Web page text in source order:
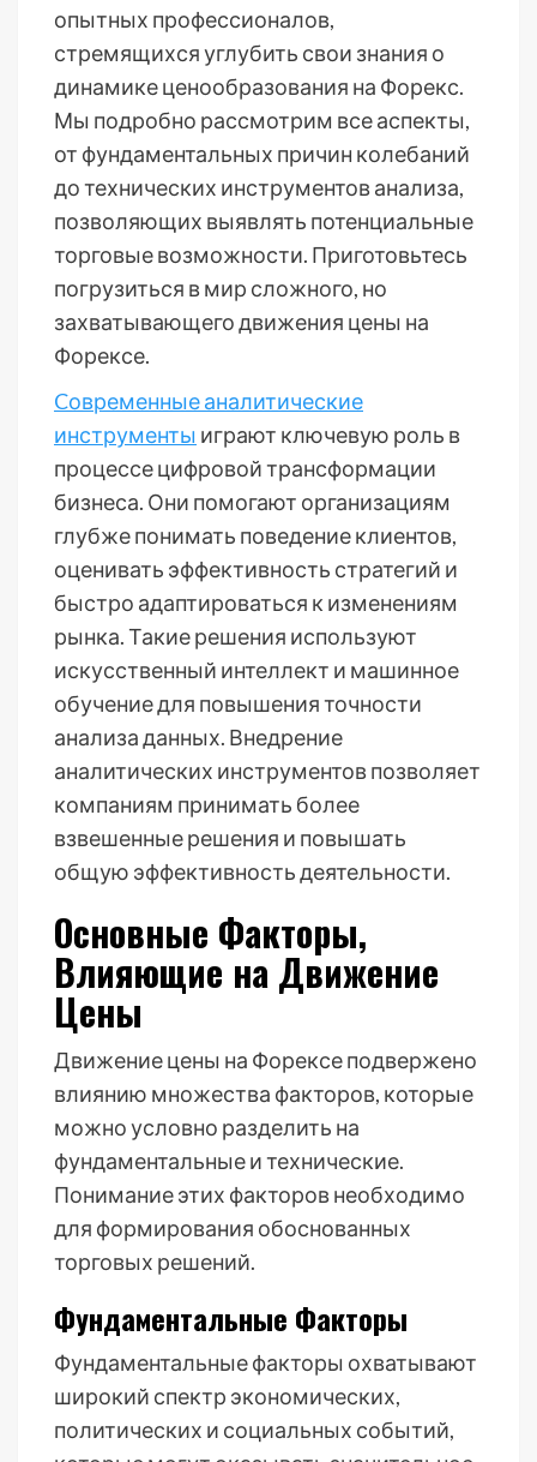
опытных профессионалов,
стремящихся углубить свои знания о
динамике ценообразования на Форекс.
Мы подробно рассмотрим все аспекты,
от фундаментальных причин колебаний
до технических инструментов анализа,
позволяющих выявлять потенциальные
торговые возможности. Приготовьтесь
погрузиться в мир сложного, но
захватывающего движения цены на
Форексе.
Cовременные аналитические
инструменты играют ключевую роль в
процессе цифровой трансформации
бизнеса. Они помогают организациям
глубже понимать поведение клиентов,
оценивать эффективность стратегий и
быстро адаптироваться к изменениям
рынка. Такие решения используют
искусственный интеллект и машинное
обучение для повышения точности
анализа данных. Внедрение
аналитических инструментов позволяет
компаниям принимать более
взвешенные решения и повышать
общую эффективность деятельности.
Основные Факторы,
Влияющие на Движение
Цены
Движение цены на Форексе подвержено
влиянию множества факторов, которые
можно условно разделить на
фундаментальные и технические.
Понимание этих факторов необходимо
для формирования обоснованных
торговых решений.
Фундаментальные Факторы
Фундаментальные факторы охватывают
широкий спектр экономических,
политических и социальных событий,